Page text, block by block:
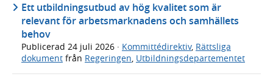
Ett utbildningsutbud av hög kvalitet som är
relevant för arbetsmarknadens och samhällets
behov
Publicerad 24 juli 2026 · Kommittédirektiv, Rättsliga
dokument från Regeringen, Utbildningsdepartementet